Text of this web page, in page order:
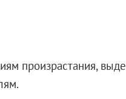
произрастания,